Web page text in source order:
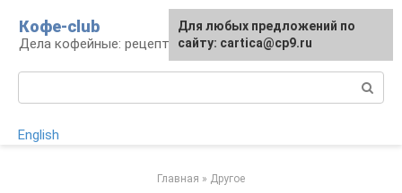
контенту
Кофе-club
Дела кофейные: рецепты и приготовление
English
Главная » Другое
Для любых предложений по
сайту: cartica@cp9.ru